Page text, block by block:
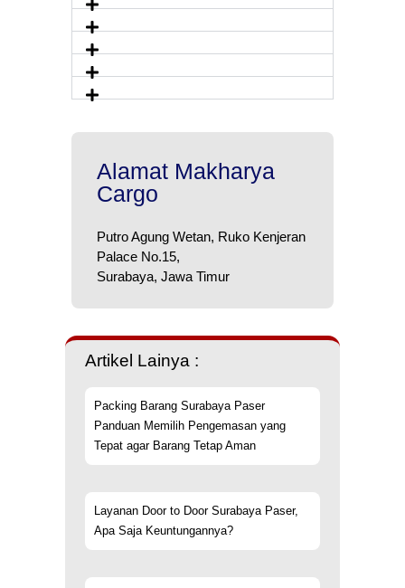
Alamat Makharya
Cargo
Putro Agung Wetan, Ruko Kenjeran
Palace No.15,
Surabaya, Jawa Timur
Artikel Lainya :
Packing Barang Surabaya Paser
Panduan Memilih Pengemasan yang
Tepat agar Barang Tetap Aman
Layanan Door to Door Surabaya Paser,
Apa Saja Keuntungannya?